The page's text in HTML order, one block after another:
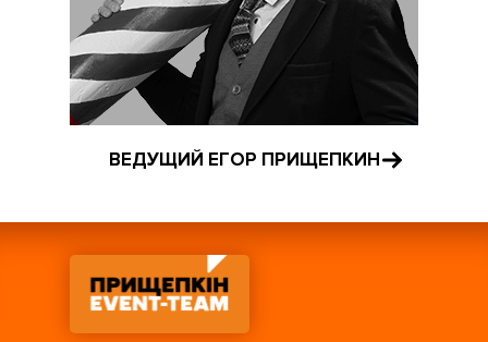
ВЕДУЩИЙ ЕГОР ПРИЩЕПКИН